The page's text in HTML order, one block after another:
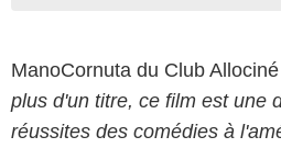
ManoCornuta du Club
plus d'un titre, ce film est une
réussites des comédies à